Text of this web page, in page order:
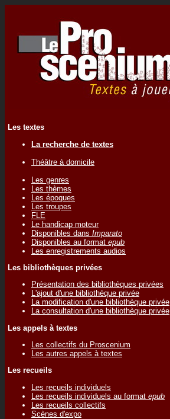
Les textes
La recherche de textes
Théâtre à domicile
Les genres
Les thèmes
Les époques
Les troupes
FLE
Le handicap moteur
Disponibles dans Imparato
Disponibles au format epub
Les enregistrements audios
Les bibliothèques privées
Présentation des bibliothèques privées
L'ajout d'une bibliothèque privée
La modification d'une bibliothèque privée
La consultation d'une bibliothèque privée
Les appels à textes
Les collectifs du Proscenium
Les autres appels à textes
Les recueils
Les recueils individuels
Les recueils individuels au format epub
Les recueils collectifs
Scènes d'expo